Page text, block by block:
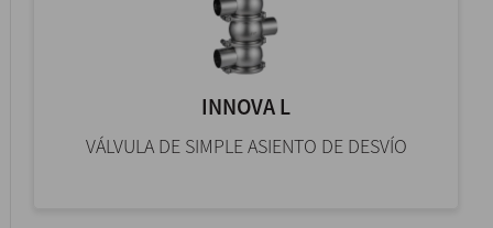
INNOVA L
VÁLVULA DE SIMPLE ASIENTO DE DESVÍO